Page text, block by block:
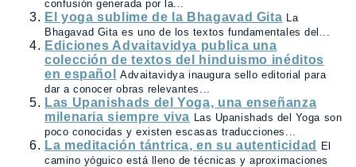
confusión generada por la...
El yoga sublime de la Bhagavad Gita La
Bhagavad Gita es uno de los textos fundamentales del...
Ediciones Advaitavidya publica una
colección de textos del hinduismo inéditos
en español
Advaitavidya inaugura sello editorial para
dar a conocer obras relevantes...
Las Upanishads del Yoga, una enseñanza
milenaria siempre viva Las Upanishads del Yoga son
poco conocidas y existen escasas traducciones...
La meditación tántrica, en su autenticidad
El
camino yóguico está lleno de técnicas y aproximaciones